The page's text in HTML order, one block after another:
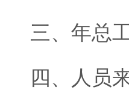
三、年总
四、人员